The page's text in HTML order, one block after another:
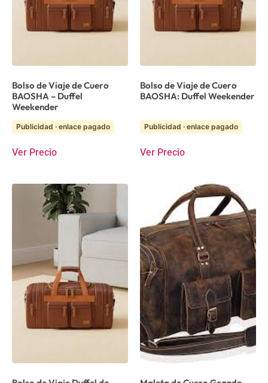
Bolso de Viaje de Cuero
BAOSHA – Duffel
Weekender
Publicidad · enlace pagado
Ver Precio
Bolso de Viaje de Cuero
BAOSHA: Duffel Weekender
Publicidad · enlace pagado
Ver Precio